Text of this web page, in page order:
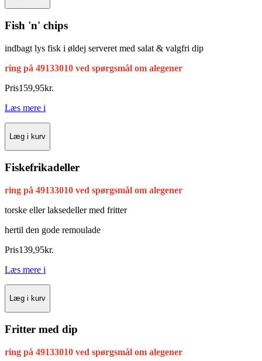
Fish 'n' chips
indbagt lys fisk i øldej serveret med salat & valgfri dip
ring på 49133010 ved spørgsmål om alegener
Pris159,95kr.
Læs mere i
Læg i kurv
Fiskefrikadeller
ring på 49133010 ved spørgsmål om alegener
torske eller laksedeller med fritter
hertil den gode remoulade
Pris139,95kr.
Læs mere i
Læg i kurv
Fritter med dip
ring på 49133010 ved spørgsmål om alegener